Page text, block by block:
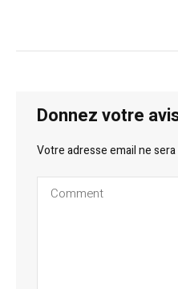
Donnez votre
Votre adresse email ne